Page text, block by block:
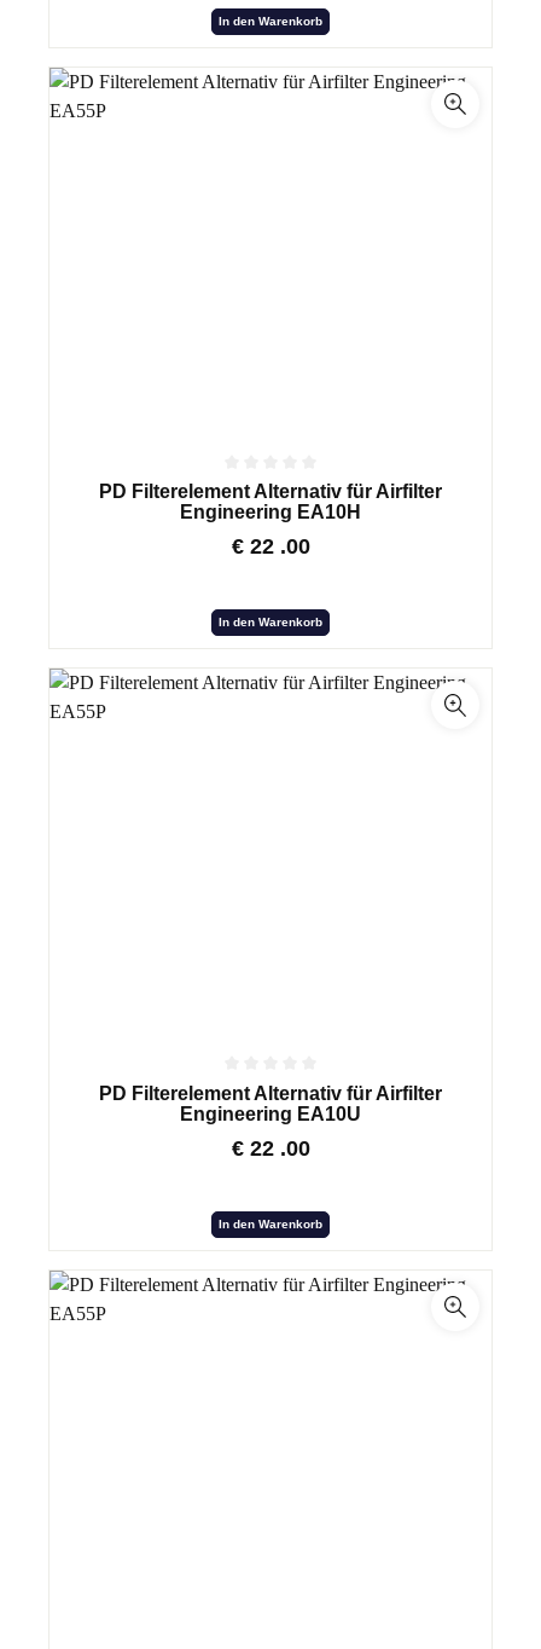
In den Warenkorb
PD Filterelement Alternativ für Airfilter
Engineering EA10H
€ 22 .00
In den Warenkorb
PD Filterelement Alternativ für Airfilter
Engineering EA10U
€ 22 .00
In den Warenkorb